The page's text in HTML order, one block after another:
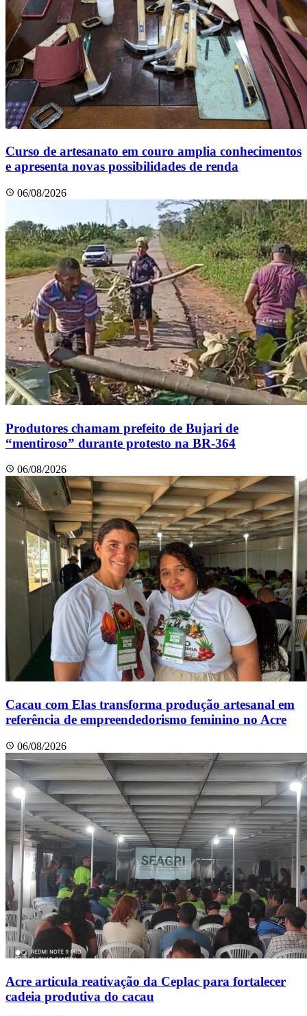
Curso de artesanato em couro amplia conhecimentos
e apresenta novas possibilidades de renda
06/08/2026
Produtores chamam prefeito de Bujari de
“mentiroso” durante protesto na BR-364
06/08/2026
Cacau com Elas transforma produção artesanal em
referência de empreendedorismo feminino no Acre
06/08/2026
Acre articula reativação da Ceplac para fortalecer
cadeia produtiva do cacau